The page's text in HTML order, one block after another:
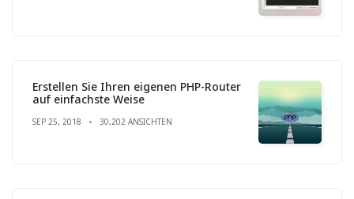
Erstellen Sie Ihren eigenen PHP-Router
auf einfachste Weise
SEP 25, 2018 30,202 ANSICHTEN